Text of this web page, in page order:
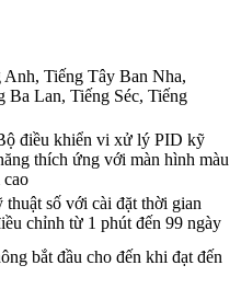
Tiếng Tây Ban Nha,
Ba Lan, Tiếng Séc, Tiếng
điều khiển vi xử lý PID kỹ
thích ứng với màn hình màu
số với cài đặt thời gian
chỉnh từ 1 phút đến 99 ngày
bắt đầu cho đến khi đạt đến